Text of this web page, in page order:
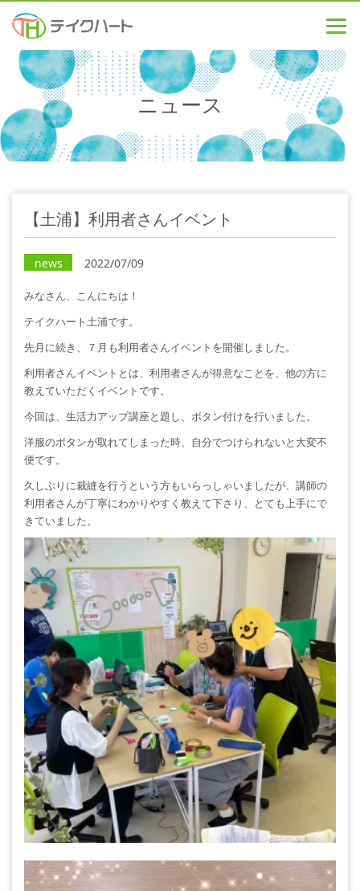
ニュース
【土浦】利用者さんイベント
news 2022/07/09
みなさん、こんにちは！
テイクハート土浦です。
先月に続き、７月も利用者さんイベントを開催しました。
利用者さんイベントとは、利用者さんが得意なことを、他の方に
教えていただくイベントです。
今回は、生活力アップ講座と題し、ボタン付けを行いました。
洋服のボタンが取れてしまった時、自分でつけられないと大変不
便です。
久しぶりに裁縫を行うという方もいらっしゃいましたが、講師の
利用者さんが丁寧にわかりやすく教えて下さり、とても上手にで
きていました。